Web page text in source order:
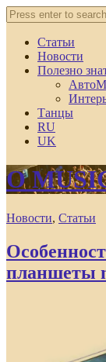
Статьи
Новости
Полезно
Танцы
RU
UK
O
Новости, Статьи
планшеты